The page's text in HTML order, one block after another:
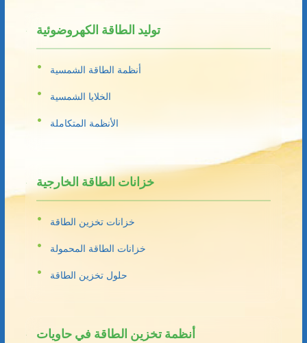
توليد الطاقة الكهروضوئية
أنظمة الطاقة الشمسية
الخلايا الشمسية
الأنظمة المتكاملة
خزانات الطاقة الخارجية
خزانات تخزين الطاقة
خزانات الطاقة المحمولة
حلول تخزين الطاقة
أنظمة تخزين الطاقة في حاويات